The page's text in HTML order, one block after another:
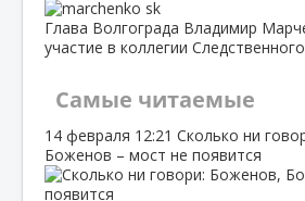
Глава Волгограда Владимир
участие в коллегии
Самые читаемые
14 февраля 12:21 Сколько ни
Боженов – мост не появится